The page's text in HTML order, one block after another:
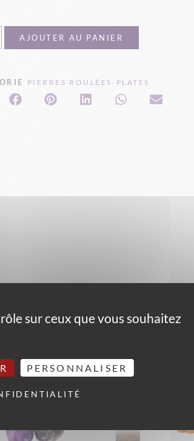
AJOUTER AU PANIER
PIERRES ROULÉES-PLATES
sur ceux que vous souhaitez
PERSONNALISER